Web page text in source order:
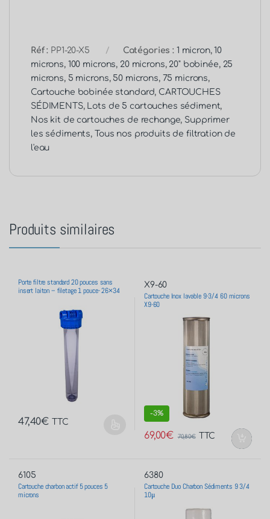
Réf : PP1-20-X5 Catégories : 1 micron,10
microns, 100 microns, 20 microns, 20" bobinée, 25
microns, 5 microns, 50 microns, 75 microns,
Cartouche bobinée standard, CARTOUCHES
SÉDIMENTS, Lots de 5 cartouches sédiment,
Nos kit de cartouches de rechange, Supprimer
les sédiments,
Tous nos produits de filtration de
l'eau
Produits similaires
Porte filtre standard 20 pouces sans
insert laiton – filetage 1 pouce- 26×34
47,40€ TTC
X9-60
Cartouche Inox lavable 9-3/4 60 microns
X9-60
-3%
69,00€ 70,80€ TTC
6105
Cartouche charbon actif 5 pouces 5
microns
6380
Cartouche Duo Charbon Sédiments 9 3/4
10μ